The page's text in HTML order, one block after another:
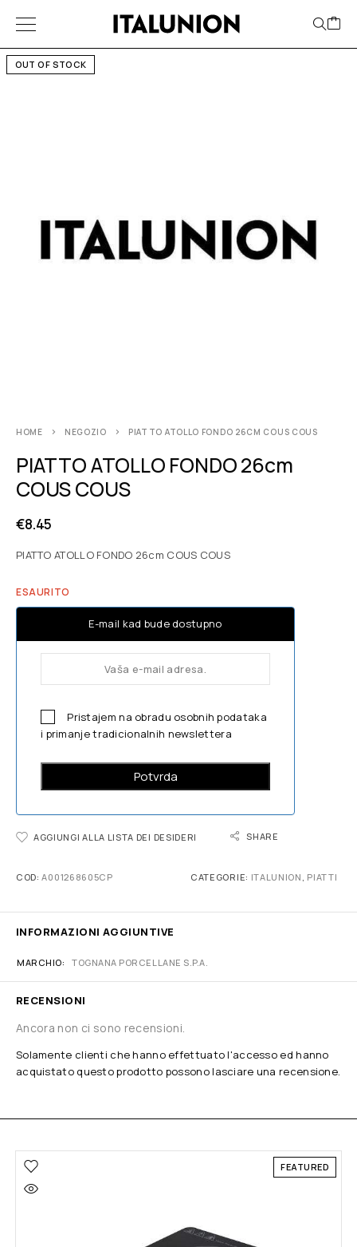
OUT OF STOCK
HOME NEGOZIO PIATTO ATOLLO FONDO 26CM COUS COUS
PIATTO ATOLLO FONDO 26cm
COUS COUS
€8.45
PIATTO ATOLLO FONDO 26cm COUS COUS
ESAURITO
E-mail kad bude dostupno
Pristajem na obradu osobnih podataka
i primanje tradicionalnih newslettera
AGGIUNGI ALLA LISTA DEI DESIDERI SHARE
COD:A001268605CP CATEGORIE: ITALUNION , PIATTI
INFORMAZIONI AGGIUNTIVE
MARCHIO TOGNANA PORCELLANE S.P.A.
RECENSIONI
Ancora non ci sono recensioni.
Solamente clienti che hanno effettuato l'accesso ed hanno
acquistato questo prodotto possono lasciare una recensione.
FEATURED